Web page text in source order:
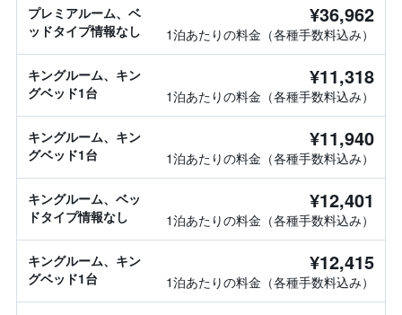
プレミアルーム、ベ
ッドタイプ情報なし
¥36,962
1泊あたりの料金（各種手数料込み）
キングルーム、キン
グベッド1台
¥11,318
1泊あたりの料金（各種手数料込み）
キングルーム、キン
グベッド1台
¥11,940
1泊あたりの料金（各種手数料込み）
キングルーム、ベッ
ドタイプ情報なし
¥12,401
1泊あたりの料金（各種手数料込み）
キングルーム、キン
グベッド1台
¥12,415
1泊あたりの料金（各種手数料込み）